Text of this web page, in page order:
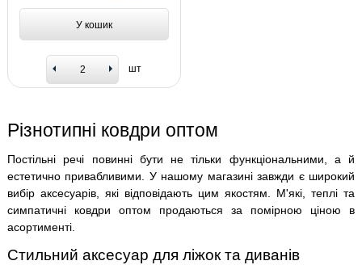
У кошик
шт
Різнотипні ковдри оптом
Постільні речі повинні бути не тільки функціональними, а й
естетично привабливими. У нашому магазині завжди є широкий
вибір аксесуарів, які відповідають цим якостям. М'які, теплі та
симпатичні ковдри оптом продаються за помірною ціною в
асортименті.
Стильний аксесуар для ліжок та диванів